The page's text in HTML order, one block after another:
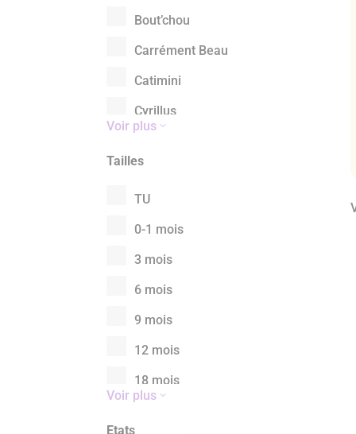
Bout’chou
Carrément Beau
Catimini
Cyrillus
Eden et Victor
H&M
IKKS
Jacadi
Kiabi
Levi’s
Little cigogne kids
Voir plus
Tailles
TU
0-1 mois
3 mois
6 mois
9 mois
12 mois
18 mois
Voir plus
Etats